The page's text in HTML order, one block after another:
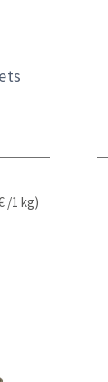
/1 kg)